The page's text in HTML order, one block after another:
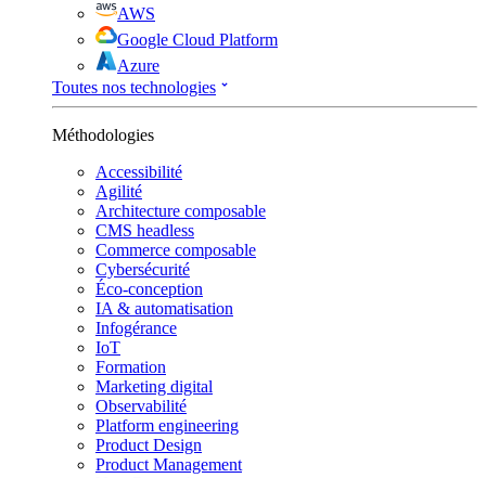
AWS
Google Cloud Platform
Azure
Toutes nos technologies
Méthodologies
Accessibilité
Agilité
Architecture composable
CMS headless
Commerce composable
Cybersécurité
Éco-conception
IA & automatisation
Infogérance
IoT
Formation
Marketing digital
Observabilité
Platform engineering
Product Design
Product Management